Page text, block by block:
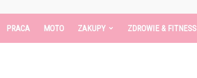
PRACA MOTO ZAKUPY ZDROWIE & FITNESS